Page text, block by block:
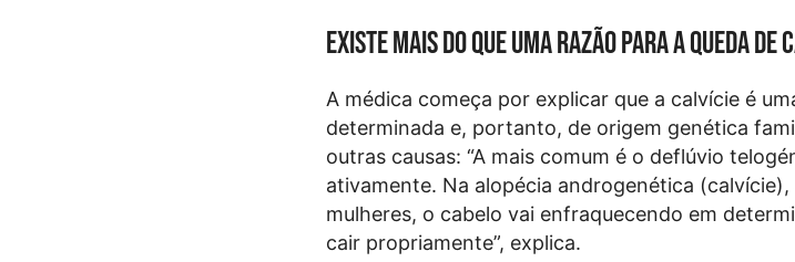
Existe mais do que uma razão para a queda de
A médica começa por explicar que a calvície é
determinada e, portanto, de origem genética
outras causas: “A mais comum é o deflúvio
ativamente. Na alopécia androgenética
mulheres, o cabelo vai enfraquecendo em
cair propriamente”, explica.